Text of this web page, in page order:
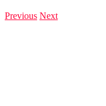
Previous Next